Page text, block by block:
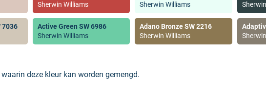
Sherwin Williams
Sherwin Williams
7036
Active Green SW 6986
Sherwin Williams
Adano Bronze SW 2216
Sherwin Williams
deze kleur kan worden gemengd.